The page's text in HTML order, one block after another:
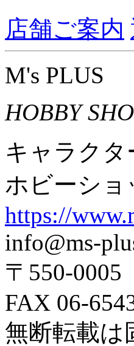
店舗ご案内
M's PLUS
HOBBY
キャラク
ホビーシ
https://
info@ms-
〒550-
FAX 06-
無断転載は